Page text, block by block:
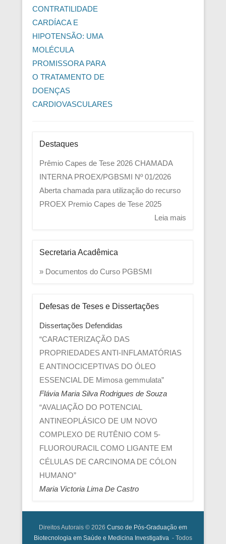
CONTRATILIDADE
CARDÍACA E
HIPOTENSÃO: UMA
MOLÉCULA
PROMISSORA PARA
O TRATAMENTO DE
DOENÇAS
CARDIOVASCULARES
Destaques
Prêmio Capes de Tese 2026 CHAMADA
INTERNA PROEX/PGBSMI Nº 01/2026
Aberta chamada para utilização do recurso
PROEX Premio Capes de Tese 2025
Leia mais
Secretaria Acadêmica
» Documentos do Curso PGBSMI
Defesas de Teses e Dissertações
Dissertações Defendidas
“CARACTERIZAÇÃO DAS
PROPRIEDADES ANTI-INFLAMATÓRIAS
E ANTINOCICEPTIVAS DO ÓLEO
ESSENCIAL DE Mimosa gemmulata”
Flávia Maria Silva Rodrigues de Souza
“AVALIAÇÃO DO POTENCIAL
ANTINEOPLÁSICO DE UM NOVO
COMPLEXO DE RUTÊNIO COM 5-
FLUOROURACIL COMO LIGANTE EM
CÉLULAS DE CARCINOMA DE CÓLON
HUMANO”
Maria Victoria Lima De Castro
Direitos Autorais © 2026 Curso de Pós-Graduação em
Biotecnologia em Saúde e Medicina Investigativa - Todos